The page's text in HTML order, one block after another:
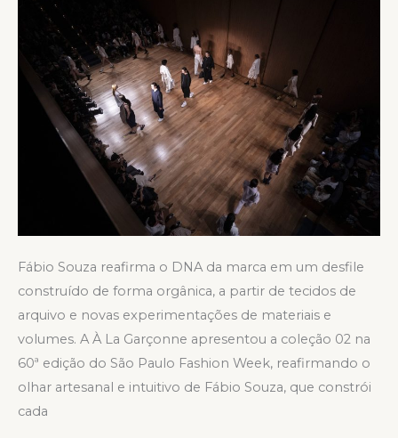
Fábio Souza reafirma o DNA da marca em um desfile
construído de forma orgânica, a partir de tecidos de
arquivo e novas experimentações de materiais e
volumes. A À La Garçonne apresentou a coleção 02 na
60ª edição do São Paulo Fashion Week, reafirmando o
olhar artesanal e intuitivo de Fábio Souza, que constrói
cada
2025
N60